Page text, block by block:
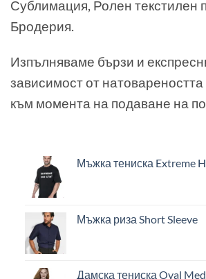
Сублимация, Ролен текстилен
Бродерия.
Изпълняваме бързи и
зависимост от
към момента на подаване на
Мъжка тениска Extreme
Мъжка риза Short Sleeve
Дамска тениска Oval